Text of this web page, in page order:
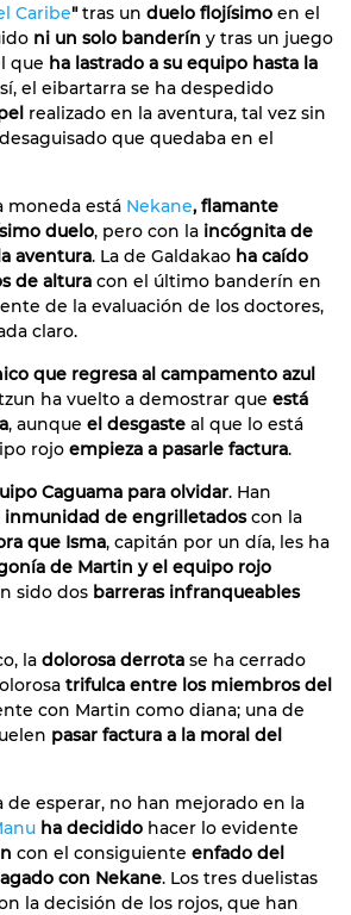
Caribe"tras un duelo flojísimo en el
ni un solo banderín y tras un juego
que ha lastrado a su equipo hasta la
el eibartarra se ha despedido
realizado en la aventura, tal vez sin
que quedaba en el
moneda está Nekane, flamante
duelo, pero con la incógnita de
aventura. La de Galdakao ha caído
de altura con el último banderín en
de la evaluación de los doctores,
claro.
que regresa al campamento azul
ha vuelto a demostrar que está
, aunque el desgaste al que lo está
rojo empieza a pasarle factura.
Caguama para olvidar. Han
inmunidad de engrilletadoscon la
que Isma, capitán por un día, les ha
de Martin y el equipo rojo
sido dos barreras infranqueables
la dolorosa derrota se ha cerrado
trifulca entre los miembros del
con Martin como diana; una de
pasar factura a la moral del
de esperar, no han mejorado en la
ha decidido hacer lo evidente
con el consiguiente enfado del
con Nekane. Los tres duelistas
la decisión de los rojos, que han